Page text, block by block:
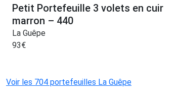
Petit Portefeuille 3 volets en cuir
marron – 440
La Guêpe
93€
Voir les 704 portefeuilles La Guêpe